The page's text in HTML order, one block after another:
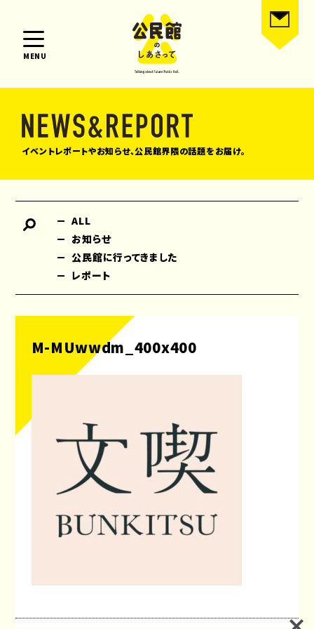
MENU
イベントレポートやお知らせ、公民館界隈の話題をお届け。
ALL
お知らせ
公民館に行ってきました
レポート
M-MUwwdm_400x400